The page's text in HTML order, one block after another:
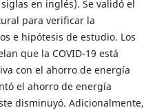
en inglés). Se validó el
para verificar la
e hipótesis de estudio. Los
que la COVID-19 está
con el ahorro de energía
el ahorro de energía
disminuyó. Adicionalmente,